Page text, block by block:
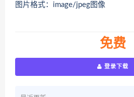
图片格式：image/jpeg图像
免费
登录下载